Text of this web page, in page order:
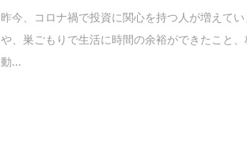
昨今、コロナ禍で投資に関心を持つ人が増えて
や、巣ごもりで生活に時間の余裕ができたこと
動...